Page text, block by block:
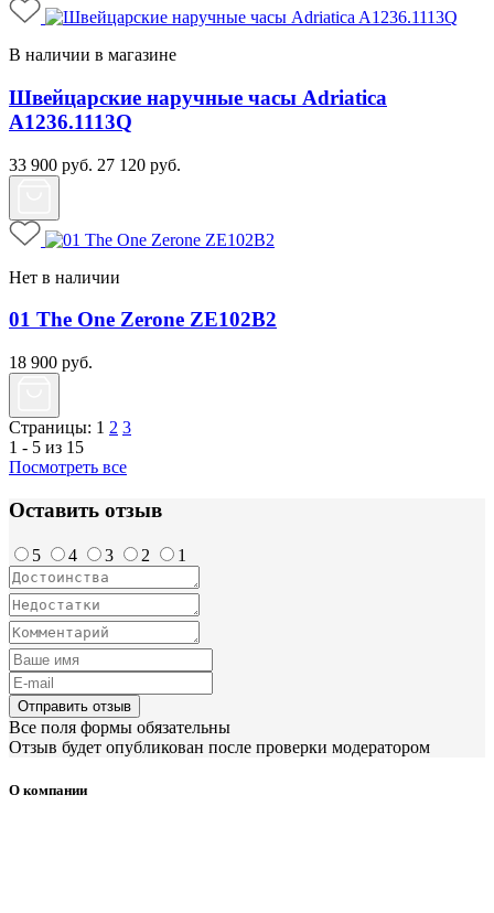
В наличии в магазине
Швейцарские наручные часы Adriatica
A1236.1113Q
33 900 руб. 27 120 руб.
Нет в наличии
01 The One Zerone ZE102B2
18 900 руб.
Страницы: 1 2 3
1 - 5 из 15
Посмотреть все
Оставить отзыв
5 4 3 2 1
Отправить отзыв
Все поля формы обязательны
Отзыв будет опубликован после проверки модератором
О компании